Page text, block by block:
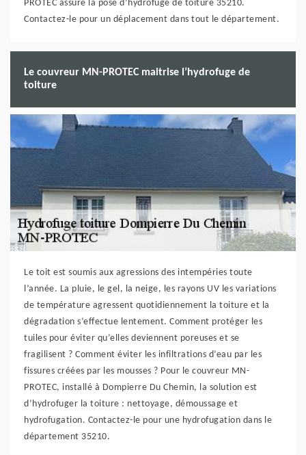
PROTEC assure la pose d’hydrofuge de toiture 35210.
Contactez-le pour un déplacement dans tout le département.
Le couvreur MN-PROTEC maitrise l’hydrofuge de
toiture
Le toit est soumis aux agressions des intempéries toute
l’année. La pluie, le gel, la neige, les rayons UV les variations
de température agressent quotidiennement la toiture et la
dégradation s’effectue lentement. Comment protéger les
tuiles pour éviter qu’elles deviennent poreuses et se
fragilisent ? Comment éviter les infiltrations d’eau par les
fissures créées par les mousses ? Pour le couvreur MN-
PROTEC, installé à Dompierre Du Chemin, la solution est
d’hydrofuger la toiture : nettoyage, démoussage et
hydrofugation. Contactez-le pour une hydrofugation dans le
département 35210.